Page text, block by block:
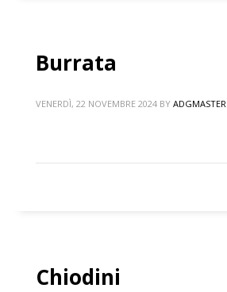
Burrata
VENERDÌ, 22 NOVEMBRE 2024 BY ADGMASTER
Chiodini